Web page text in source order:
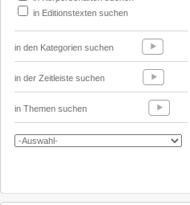
in Editionstexten suchen
in den Kategorien suchen
in der Zeitleiste suchen
in Themen suchen